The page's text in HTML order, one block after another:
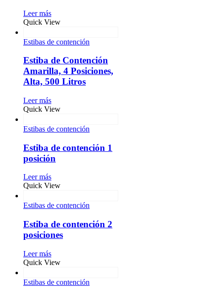
Leer más
Quick View
Estibas de contención
Estiba de Contención
Amarilla, 4 Posiciones,
Alta, 500 Litros
Leer más
Quick View
Estibas de contención
Estiba de contención 1
posición
Leer más
Quick View
Estibas de contención
Estiba de contención 2
posiciones
Leer más
Quick View
Estibas de contención